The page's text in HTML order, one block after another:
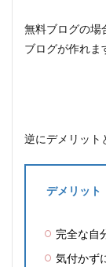
無料ブログの場
ブログが作れま
逆にデメリット
デメリット
完全な自
気付かず